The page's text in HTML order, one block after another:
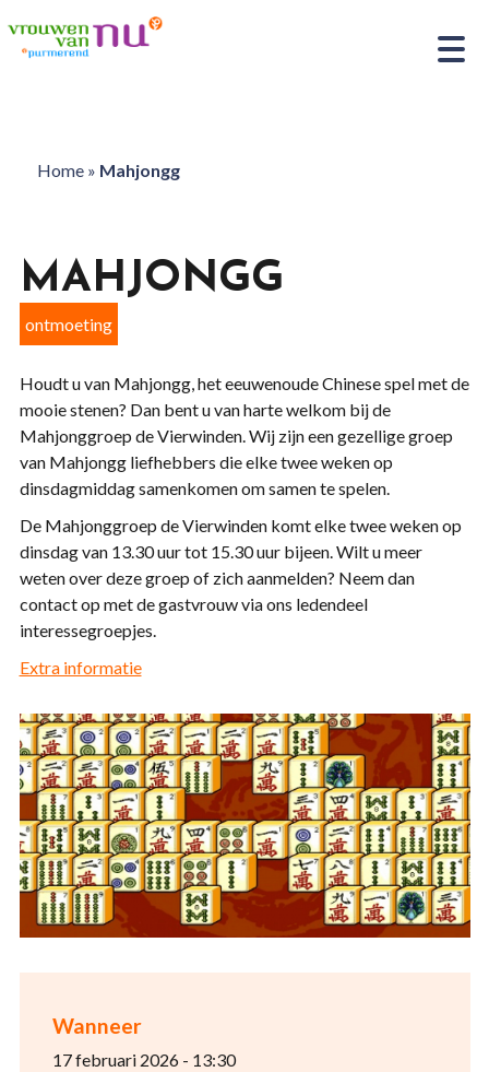
Home» Mahjongg
Wanneer
17 februari 2026 - 13:30
MAHJONGG
ontmoeting
Houdt u van Mahjongg, het eeuwenoude Chinese spel met de
mooie stenen? Dan bent u van harte welkom bij de
Mahjonggroep de Vierwinden. Wij zijn een gezellige groep
van Mahjongg liefhebbers die elke twee weken op
dinsdagmiddag samenkomen om samen te spelen.
De Mahjonggroep de Vierwinden komt elke twee weken op
dinsdag van 13.30 uur tot 15.30 uur bijeen. Wilt u meer
weten over deze groep of zich aanmelden? Neem dan
contact op met de gastvrouw via ons ledendeel
interessegroepjes.
Extra informatie